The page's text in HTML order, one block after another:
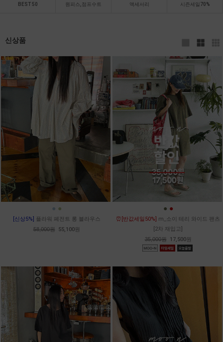
BEST 50 원피스,점프수트 액세서리 시즌세일70%
신상품
● ●
[신상5%] 플라워 페전트 롱 블라우스
58,000원 55,100원
● ●
⏰[반값세일50%] m_소이 테리 와이드 팬츠
[2차 재입고]
35,000원 17,500원